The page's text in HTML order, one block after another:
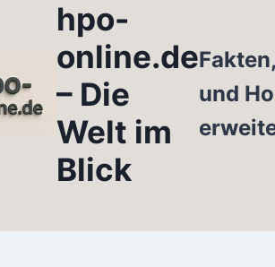
hpo-
online.de
– Die
Welt im
Blick
und